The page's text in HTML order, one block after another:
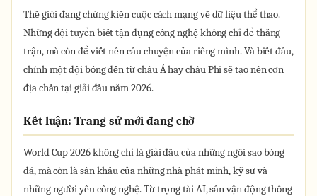
Thế giới đang chứng kiến cuộc cách mạng về dữ liệu thể thao.
Những đội tuyển biết tận dụng công nghệ không chỉ để thắng
trận, mà còn để viết nên câu chuyện của riêng mình. Và biết đâu,
chính một đội bóng đến từ châu Á hay châu Phi sẽ tạo nên cơn
địa chấn tại giải đấu năm 2026.
Kết luận: Trang sử mới đang chờ
World Cup 2026 không chỉ là giải đấu của những ngôi sao bóng
đá, mà còn là sân khấu của những nhà phát minh, kỹ sư và
những người yêu công nghệ. Từ trọng tài AI, sân vận động thông